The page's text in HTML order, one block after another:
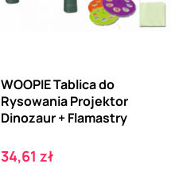
WOOPIE Tablica do
Rysowania Projektor
Dinozaur + Flamastry
Cena
34,61 zł